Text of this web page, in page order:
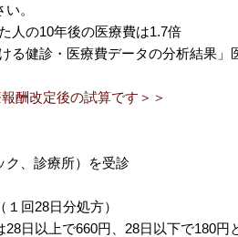
。
人の10年後の医療費は1.7倍
る健診・医療費データの分析結果」
酬改定後の試算です＞＞
ク、診療所）を受診
回28日分処方）
28日以上で660円、28日以下で180円